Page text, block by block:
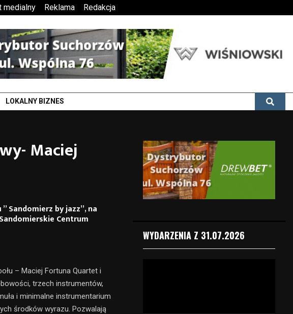
medialny Reklama Redakcja
LOKALNY BIZNES
Maciej
Sandomierz by jazz”, na
Centrum
– Maciej Fortuna Quartet i
trzech instrumentów,
i minimalne instrumentarium
środków wyrazu. Pozwalają
WYDARZENIA Z 31.07.2026